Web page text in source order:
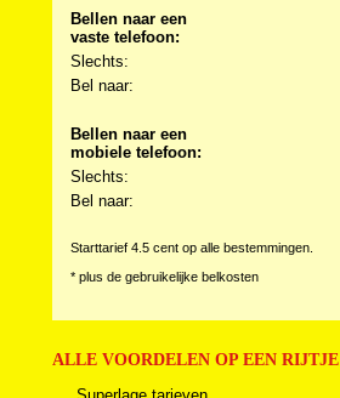
Bellen naar een
vaste telefoon:
Slechts:
Bel naar:
Bellen naar een
mobiele telefoon:
Slechts:
Bel naar:
Starttarief 4.5 cent op alle bestemmingen.
* plus de gebruikelijke belkosten
ALLE VOORDELEN OP EEN RIJTJE